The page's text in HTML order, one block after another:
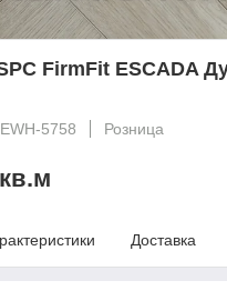
FirmFit ESCADA
5758
Розница
Доставка